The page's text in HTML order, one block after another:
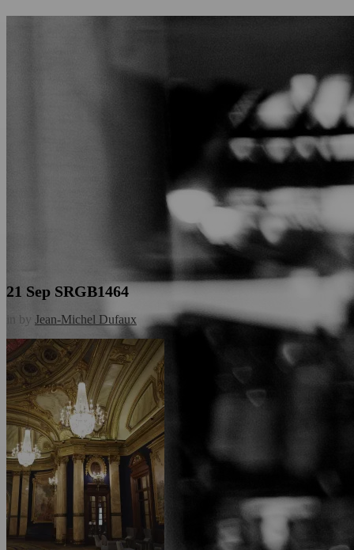
21 Sep SRGB1464
by Jean-Michel Dufaux